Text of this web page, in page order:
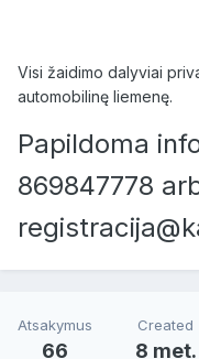
Visi žaidimo dalyviai
automobilinę liemenę.
Papildoma
869847778
Atsakymus
66
Created
8 met.